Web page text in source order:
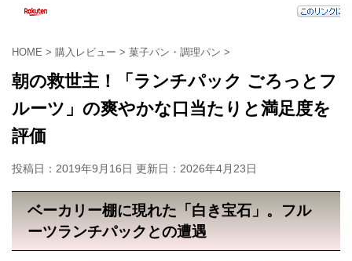
HOME > 購入レビュー > 菓子パン・調理パン >
朝の救世主！「ランチパック ごろっとフ
ルーツ」の爽やかな口当たりと満足度を
評価
投稿日：2019年9月16日 更新日： 2026年4月23日
ベーカリー棚に現れた「白き宝石」。フル
ーツランチパックとの遭遇